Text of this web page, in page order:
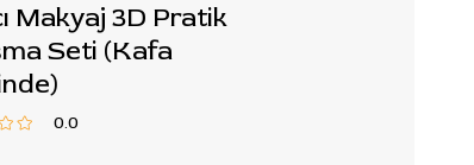
Makyaj 3D Pratik
Seti (Kafa
0.0